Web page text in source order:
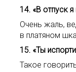
14. «В отпуск
Очень жаль,
в платяном
15. «Ты
Такое